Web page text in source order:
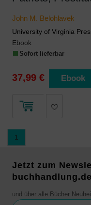
John M. Belohlavek
University of Virginia
Ebook
Sofort lieferbar
37,99 € Ebook
1
Jetzt zum
und über alle Bücher